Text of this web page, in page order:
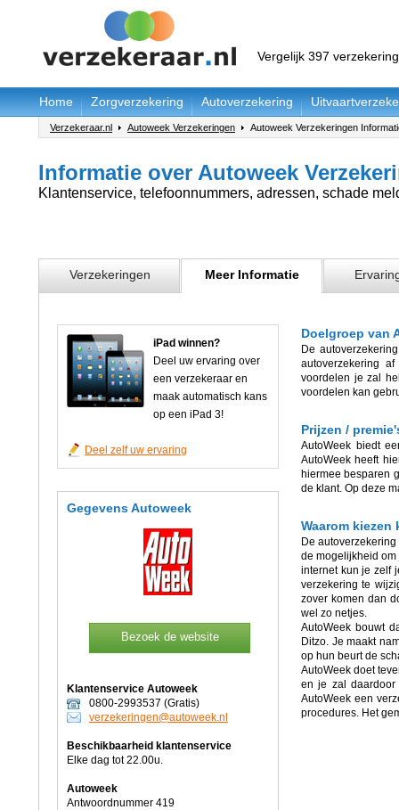
Vergelijk 397
Home Zorgverzekering Autoverzekering
Verzekeraar.nl Autoweek Verzekeringen Autoweek Verzekeringen
Informatie over Autoweek
Klantenservice, telefoonnummers, adressen, schade
Verzekeringen Meer Informatie
iPad winnen?
Deel uw ervaring over
een verzekeraar en
maak automatisch kans
op een iPad 3!
Deel zelf uw ervaring
Gegevens Autoweek
Bezoek de website
Klantenservice Autoweek
0800-2993537 (Gratis)
verzekeringen@autoweek.nl
Beschikbaarheid klantenservice
Elke dag tot 22.00u.
Autoweek
Antwoordnummer 419
Doelgroep van
De
autoverzekering
voordelen je zal
voordelen kan
Prijzen /
AutoWeek biedt
AutoWeek heeft
hiermee besparen
de klant. Op deze
Waarom
De
de mogelijkheid
internet kun je zelf
verzekering te
zover komen dan
wel zo netjes.
AutoWeek bouwt
Ditzo. Je maakt
op hun beurt de
AutoWeek doet
en je zal daardoor
AutoWeek een
procedures. Het